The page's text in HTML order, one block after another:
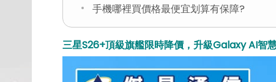
手機哪裡買價格最便宜划算有保障?
三星S26+頂級旗艦限時降價，升級Galaxy AI智